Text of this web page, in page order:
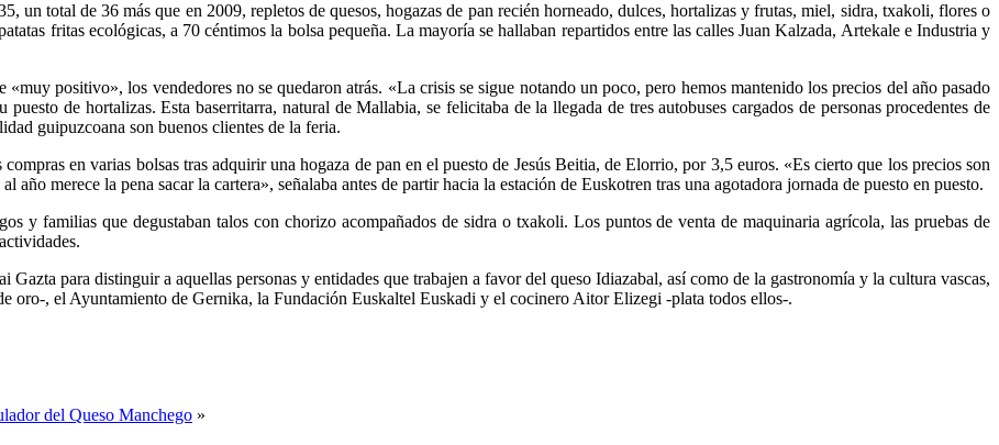
un total de 36 más que en 2009, repletos de quesos, hogazas de pan recién horneado, dulces, hortalizas y frutas, miel, sidra, txakoli, flores o
fritas ecológicas, a 70 céntimos la bolsa pequeña. La mayoría se hallaban repartidos entre las calles Juan Kalzada, Artekale e Industria y
positivo», los vendedores no se quedaron atrás. «La crisis se sigue notando un poco, pero hemos mantenido los precios del año pasado
de hortalizas. Esta baserritarra, natural de Mallabia, se felicitaba de la llegada de tres autobuses cargados de personas procedentes de
guipuzcoana son buenos clientes de la feria.
en varias bolsas tras adquirir una hogaza de pan en el puesto de Jesús Beitia, de Elorrio, por 3,5 euros. «Es cierto que los precios son
merece la pena sacar la cartera», señalaba antes de partir hacia la estación de Euskotren tras una agotadora jornada de puesto en puesto.
y familias que degustaban talos con chorizo acompañados de sidra o txakoli. Los puntos de venta de maquinaria agrícola, las pruebas de
para distinguir a aquellas personas y entidades que trabajen a favor del queso Idiazabal, así como de la gastronomía y la cultura vascas,
oro-, el Ayuntamiento de Gernika, la Fundación Euskaltel Euskadi y el cocinero Aitor Elizegi -plata todos ellos-.
del Queso Manchego »